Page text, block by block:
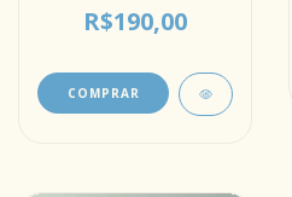
R$190,00
COMPRAR